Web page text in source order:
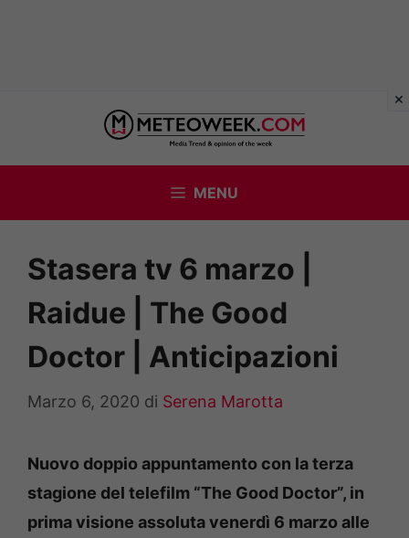
contenuto
MENU
Stasera tv 6 marzo |
Raidue | The Good
Doctor | Anticipazioni
Marzo 6, 2020 di Serena Marotta
Nuovo doppio appuntamento con la terza
stagione del telefilm “The Good Doctor”, in
prima visione assoluta venerdì 6 marzo alle